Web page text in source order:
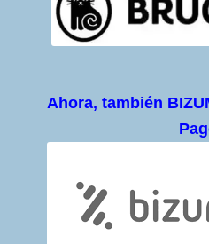
Ahora, también